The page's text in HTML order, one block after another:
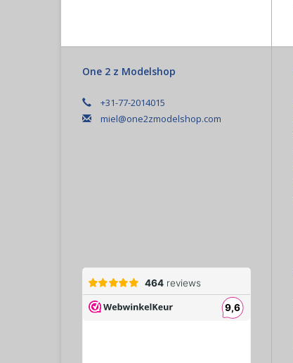
One 2 z Modelshop
+31-77-2014015
miel@one2zmodelshop.com